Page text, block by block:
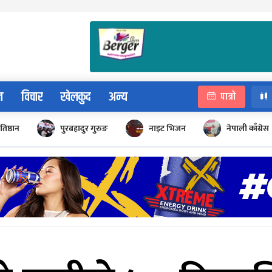
विचार खेलकुद अन्य पात्रो
पुरबहादुर गुरुङ नाइट भिजन नेपाली काँग्रेस